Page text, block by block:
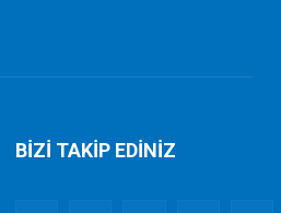
BİZİ TAKİP EDİNİZ